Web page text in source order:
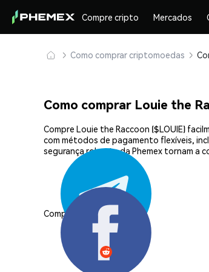
Compre cripto Mercados
Como comprar criptomoedas
Como comprar Louie the
Compre Louie the Raccoon ($LOUIE)
com métodos de pagamento flexíveis,
segurança robusta da Phemex tornam a
Compartilhar: